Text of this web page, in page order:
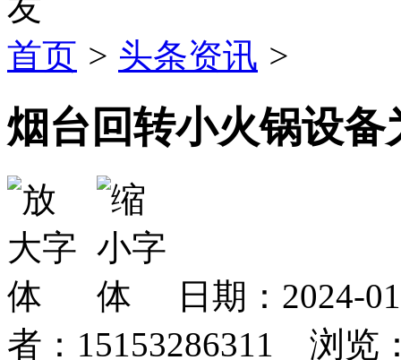
首页 > 头条资讯 >
烟台回转小火锅设
日期：2024-
者：15153286311 浏览